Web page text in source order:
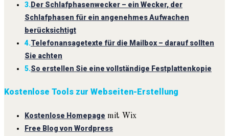
3.Der Schlafphasenwecker – ein Wecker, der
Schlafphasen für ein angenehmes Aufwachen
berücksichtigt
4.Telefonansagetexte für die Mailbox – darauf sollten
Sie achten
5.So erstellen Sie eine vollständige Festplattenkopie
Kostenlose Tools zur Webseiten-Erstellung
Kostenlose Homepage mit Wix
Free Blog von Wordpress